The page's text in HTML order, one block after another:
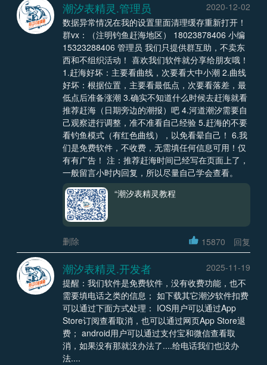
潮汐表精灵.管理员
2020-12-02
数据异常情况在我的设置里面清理缓存重新打开！
群vx：（注明钓鱼赶海地区） 18023878406 小编
15323288406 管理员 我们只提供群互助，不卖东
西和不组织活动！ 喜欢我们软件就分享给朋友哦！
1.赶海好坏：主要看曲线，次要看大中小潮 2.曲线
好坏：根据位置，主要看最低点，次要看落差，最
低点后准备涨潮 3.确实不知道什么时候去赶海就看
推荐赶海（日期旁边的潮报）吧 4.河道潮汐需要自
己观察进行调整，准不准看自己经验 5.赶海的不要
看钓鱼模式（有红色曲线），以免看晕自己！ 6.我
们是免费软件，不收费，无需填任何信息可用！仅
有有广告！ 注：推荐赶海时间已经写在页面上了，
一般留言小时内回复，所以尽量自己学会查看。
“潮汐表精灵教程
删除 15870 回复
潮汐表精灵.开发者
2025-11-19
提醒：我们软件是免费软件，没有收费功能，也不
需要填电话之类的信息； 如下载其它潮汐软件扣费
可以通过下面方式处理： IOS用户可以通过App
Store订阅查看取消，也可以通过网页App Store退
费； android用户可以通过支付宝和微信查看取
消，如果没有那就没办法了....给电话我们也没办
法....